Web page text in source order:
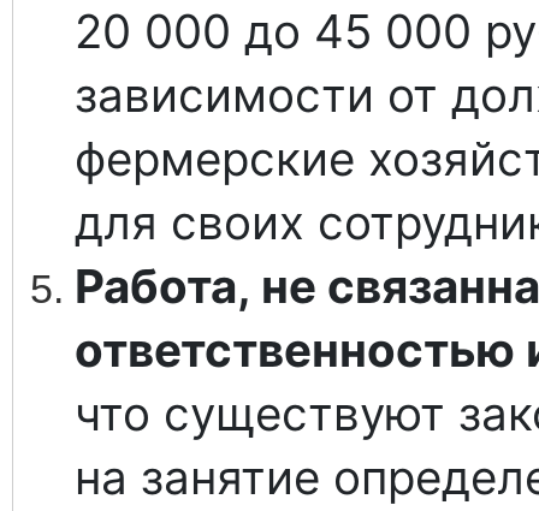
20 000 до 45 000
зависимости от
фермерские
для своих
Работа, не
ответственностью
что существуют
на занятие